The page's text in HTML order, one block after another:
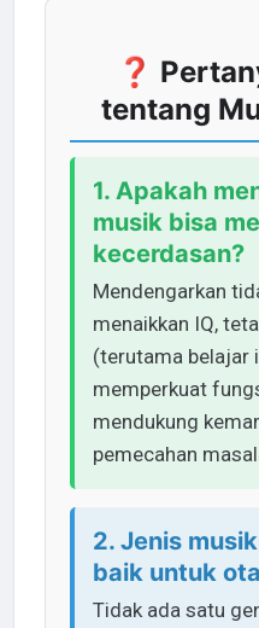
❓
tentang
1. Apakah
musik bisa
kecerdasan?
Mendengarkan
menaikkan IQ,
(terutama belajar
memperkuat
mendukung
pemecahan
2. Jenis
baik untuk
Tidak ada satu